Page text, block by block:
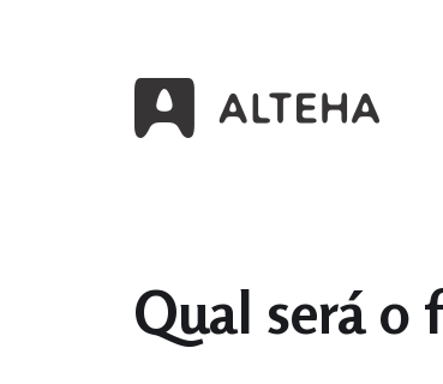
Asociación Latinoamericana
Qual será o